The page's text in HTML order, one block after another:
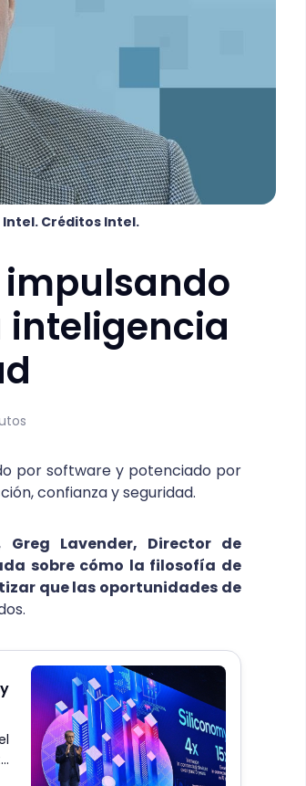
Créditos Intel.
impulsando
inteligencia
por software y potenciado por
confianza y seguridad.
Greg Lavender, Director de
sobre cómo la filosofía de
que las oportunidades de